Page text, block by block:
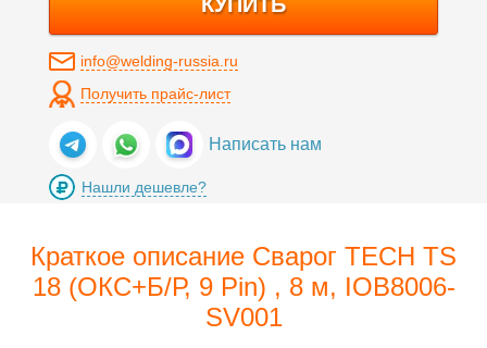
info@welding-russia.ru
Получить прайс-лист
Написать нам
Нашли дешевле?
Краткое описание Сварог TECH TS
18 (ОКС+Б/Р, 9 Pin) , 8 м, IOB8006-
SV001